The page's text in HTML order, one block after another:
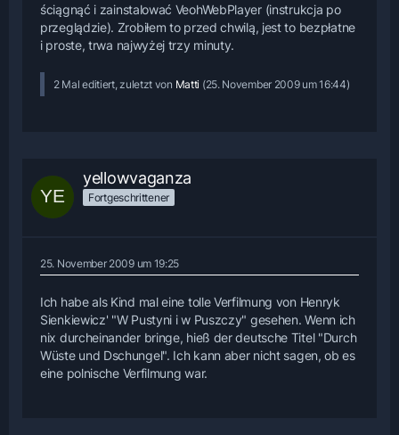
ściągnąć i zainstalować VeohWebPlayer (instrukcja po
przeglądzie). Zrobiłem to przed chwilą, jest to bezpłatne
i proste, trwa najwyżej trzy minuty.
2 Mal editiert, zuletzt von Matti (25. November 2009 um 16:44)
yellowvaganza
Fortgeschrittener
25. November 2009 um 19:25
Ich habe als Kind mal eine tolle Verfilmung von Henryk
Sienkiewicz' "W Pustyni i w Puszczy" gesehen. Wenn ich
nix durcheinander bringe, hieß der deutsche Titel "Durch
Wüste und Dschungel". Ich kann aber nicht sagen, ob es
eine polnische Verfilmung war.